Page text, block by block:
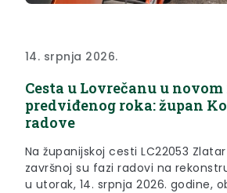
14. srpnja 2026.
Cesta u Lovrečanu u
predviđenog roka: župan
radove
Na županijskoj cesti LC22053
završnoj su fazi radovi na
u utorak, 14. srpnja 2026. godine,